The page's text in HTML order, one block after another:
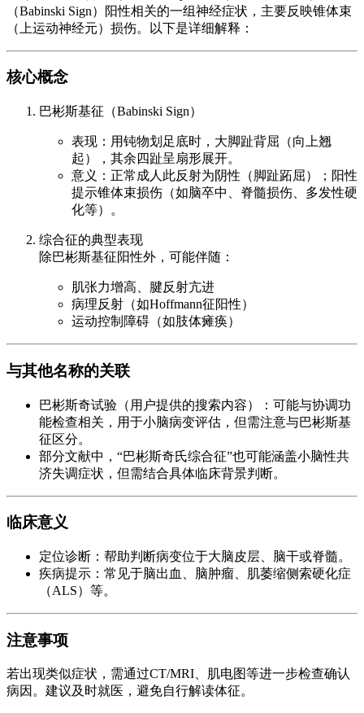
（Babinski Sign）阳性相关的一组神经症状，主要反映锥体束
（上运动神经元）损伤。以下是详细解释：
核心概念
巴彬斯基征（Babinski Sign）
表现：用钝物划足底时，大脚趾背屈（向上翘
起），其余四趾呈扇形展开。
意义：正常成人此反射为阴性（脚趾跖屈）；阳性
提示锥体束损伤（如脑卒中、脊髓损伤、多发性硬
化等）。
综合征的典型表现
除巴彬斯基征阳性外，可能伴随：
肌张力增高、腱反射亢进
病理反射（如Hoffmann征阳性）
运动控制障碍（如肢体瘫痪）
与其他名称的关联
巴彬斯奇试验（用户提供的搜索内容）：可能与协调功
能检查相关，用于小脑病变评估，但需注意与巴彬斯基
征区分。
部分文献中，“巴彬斯奇氏综合征”也可能涵盖小脑性共
济失调症状，但需结合具体临床背景判断。
临床意义
定位诊断：帮助判断病变位于大脑皮层、脑干或脊髓。
疾病提示：常见于脑出血、脑肿瘤、肌萎缩侧索硬化症
（ALS）等。
注意事项
若出现类似症状，需通过CT/MRI、肌电图等进一步检查确认
病因。建议及时就医，避免自行解读体征。